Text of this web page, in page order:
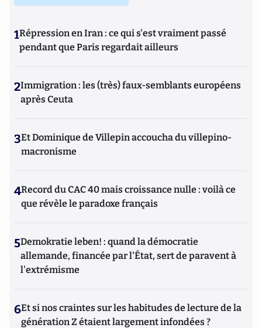
1Répression en Iran : ce qui s'est vraiment passé
pendant que Paris regardait ailleurs
2Immigration : les (très) faux-semblants européens
après Ceuta
3Et Dominique de Villepin accoucha du villepino-
macronisme
4Record du CAC 40 mais croissance nulle : voilà ce
que révèle le paradoxe français
5Demokratie leben! : quand la démocratie
allemande, financée par l'État, sert de paravent à
l'extrémisme
6Et si nos craintes sur les habitudes de lecture de la
génération Z étaient largement infondées ?